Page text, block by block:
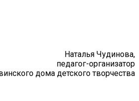
Наталья Чудинова,
педагог-организатор
дома детского творчества